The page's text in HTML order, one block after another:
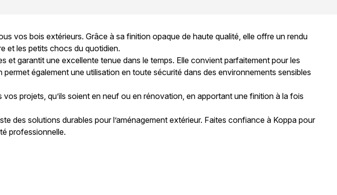
vos bois extérieurs. Grâce à sa finition opaque de haute qualité, elle offre un rendu
et les petits chocs du quotidien.
et garantit une excellente tenue dans le temps. Elle convient parfaitement pour les
également une utilisation en toute sécurité dans des environnements sensibles
projets, qu’ils soient en neuf ou en rénovation, en apportant une finition à la fois
des solutions durables pour l’aménagement extérieur. Faites confiance à Koppa pour
professionnelle.